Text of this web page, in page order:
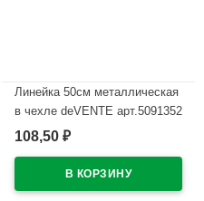
Линейка 50см металлическая
в чехле deVENTE арт.5091352
В наличии
108,50 ₽